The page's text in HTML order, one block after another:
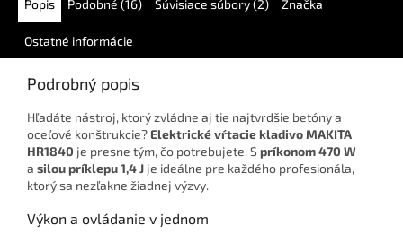
Popis Podobné (16) Súvisiace súbory (2) Značka
Ostatné informácie
Podrobný popis
Hľadáte nástroj, ktorý zvládne aj tie najtvrdšie betóny a
oceľové konštrukcie? Elektrické vŕtacie kladivo MAKITA
HR1840 je presne tým, čo potrebujete. S príkonom 470 W
a silou príklepu 1,4 J je ideálne pre každého profesionála,
ktorý sa nezľakne žiadnej výzvy.
Výkon a ovládanie v jednom